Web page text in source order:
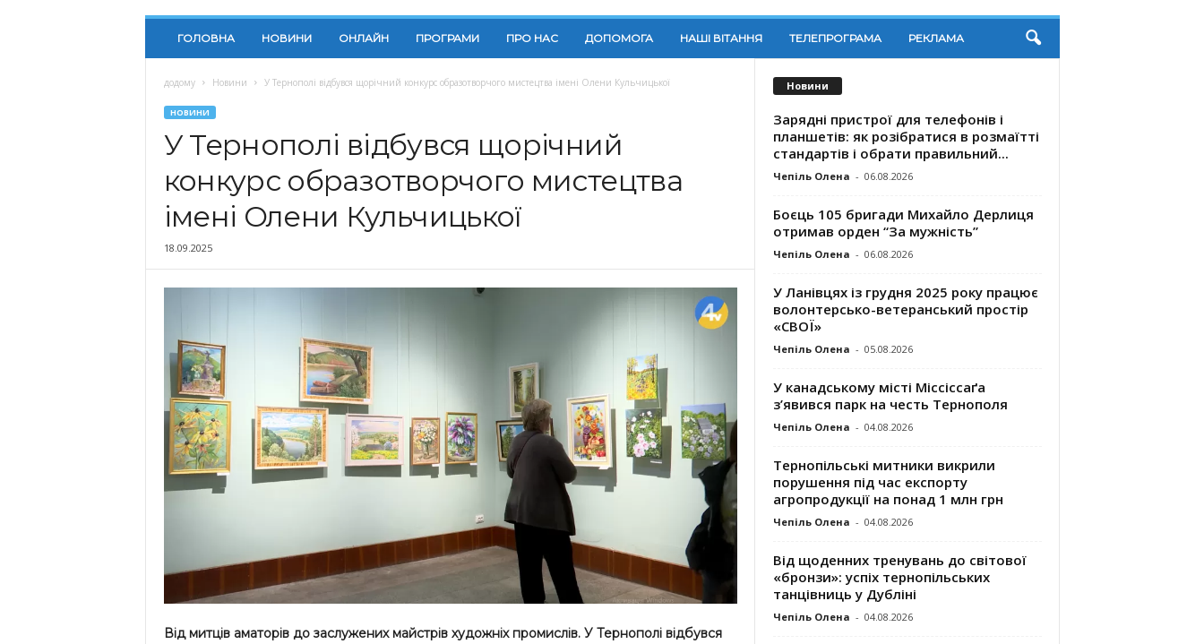
ГОЛОВНА НОВИНИ ОНЛАЙН ПРОГРАМИ ПРО НАС ДОПОМОГА НАШІ ВІТАННЯ ТЕЛЕПРОГРАМА РЕКЛАМА
додому Новини У Тернополі відбувся щорічний конкурс образотворчого мистецтва імені Олени Кульчицької
НОВИНИ
У Тернополі відбувся щорічний
конкурс образотворчого мистецтва
імені Олени Кульчицької
18.09.2025
Від митців аматорів до заслужених майстрів художніх промислів. У Тернополі відбувся
Новини
Зарядні пристрої для телефонів і
планшетів: як розібратися в розмаїтті
стандартів і обрати правильний...
Чепіль Олена - 06.08.2026
Боєць 105 бригади Михайло Дерлиця
отримав орден “За мужність”
Чепіль Олена - 06.08.2026
У Ланівцях із грудня 2025 року працює
волонтерсько-ветеранський простір
«СВОЇ»
Чепіль Олена - 05.08.2026
У канадському місті Міссіссаґа
з’явився парк на честь Тернополя
Чепіль Олена - 04.08.2026
Тернопільські митники викрили
порушення під час експорту
агропродукції на понад 1 млн грн
Чепіль Олена - 04.08.2026
Від щоденних тренувань до світової
«бронзи»: успіх тернопільських
танцівниць у Дубліні
Чепіль Олена - 04.08.2026